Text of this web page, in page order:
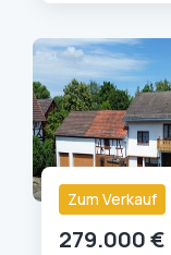
Zum Verkauf
279.000 €